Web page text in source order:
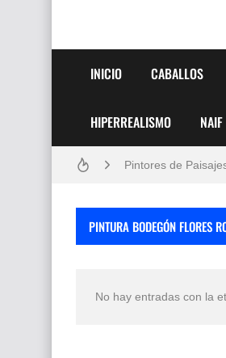
INICIO CABALLOS
HIPERREALISMO NAIF
Frutas y Flores
Pintores de
PINTURA BODEGÓN FLORES
No hay entradas con la